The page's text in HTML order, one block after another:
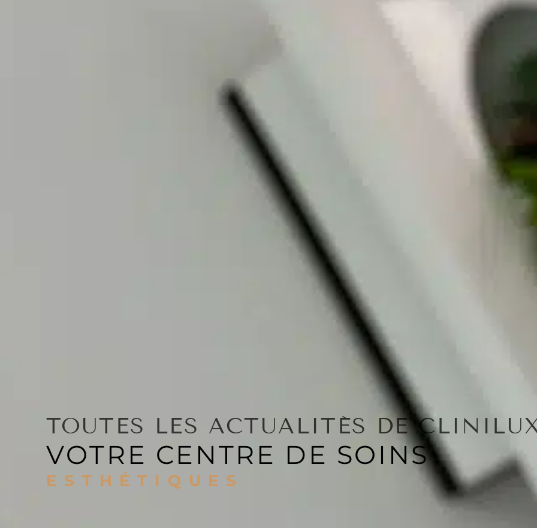
TOUTES LES ACTUALITÉS DE
VOTRE CENTRE DE SOINS
ESTHÉTIQUES